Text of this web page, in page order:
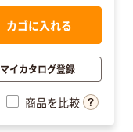
カゴに入れる
マイカタログ登録
商品を比較